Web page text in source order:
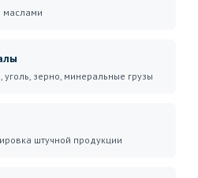
маслами
зерно, минеральные грузы
штучной продукции